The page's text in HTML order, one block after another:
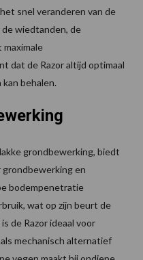
snel veranderen van de
wiedtanden, de
dat de Razor altijd optimaal
behalen.
grondbewerking, biedt
grondbewerking en
bodempenetratie
wat op zijn beurt de
de Razor ideaal voor
mechanisch alternatief